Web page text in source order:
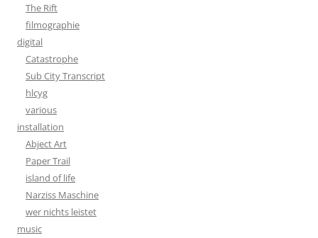
The Rift
filmographie
digital
Catastrophe
Sub City Transcript
hlcyg
various
installation
Abject Art
Paper Trail
island of life
Narziss Maschine
wer nichts leistet
music